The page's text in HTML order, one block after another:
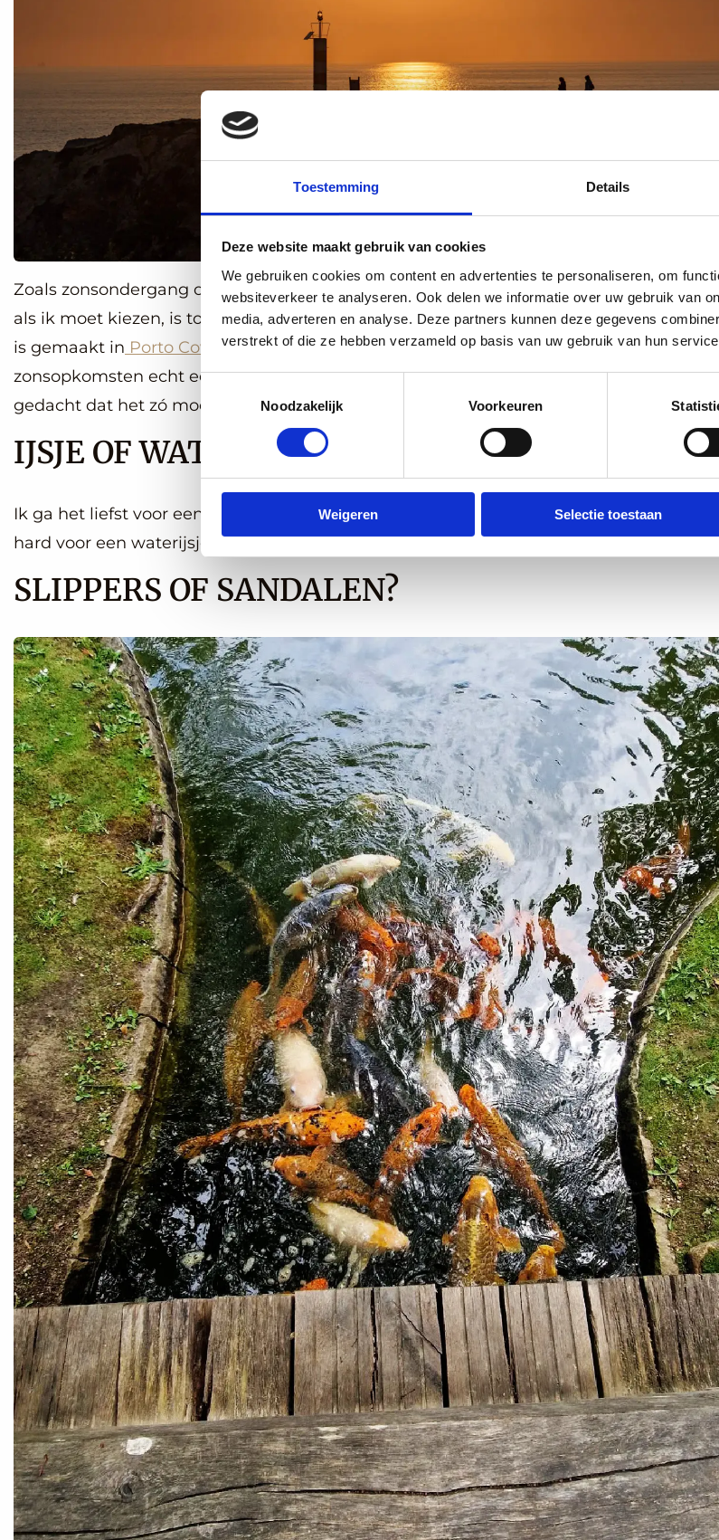
Toestemming Details
Deze website maakt gebruik van cookies
We gebruiken cookies om content en advertenties te personaliseren, om
websiteverkeer te analyseren. Ook delen we informatie over uw gebruik van
media, adverteren en analyse. Deze partners kunnen deze gegevens
verstrekt of die ze hebben verzameld op basis van uw gebruik van hun
Toestemmingsselectie
Noodzakelijk
Voorkeuren
Weigeren Selectie toestaan
Zoals zonsondergang of zonsopkomst ze zijn allebei heel mooi. Ik kan van beide
als ik moet kiezen, is toch de zonsondergang voor mij de mooiste, zoals je ziet op
is gemaakt in Porto Covo, Portugal , en daar zijn zowel de zonsondergangen als de
zonsopkomsten echt een beleving. Ik kan je niet uitleggen hoe prachtig het is. Ik had
gedacht dat het zó mooi kon zijn.
IJSJE OF WATERIJSJE?
Ik ga het liefst voor een
in een schaaltje, maar op écht hete dagen smelt ik
hard voor een waterijsje.
SLIPPERS OF SANDALEN?